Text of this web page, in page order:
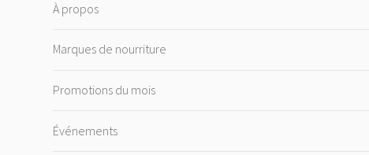
À propos
Marques de nourriture
Promotions du mois
Événements